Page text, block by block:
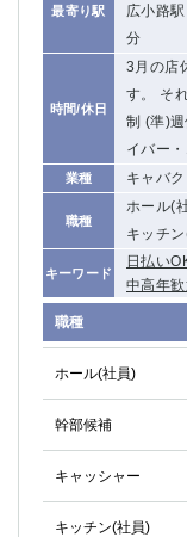
最寄り駅
広小路
分
時間/休日
3月の店
す。 そ
制 (準)
イバー
業種 キャバク
職種
ホール(
キッチ
キーワード
日払い
中高年歓
職種
ホール(社員)
幹部候補
キャッシャー
キッチン(社員)